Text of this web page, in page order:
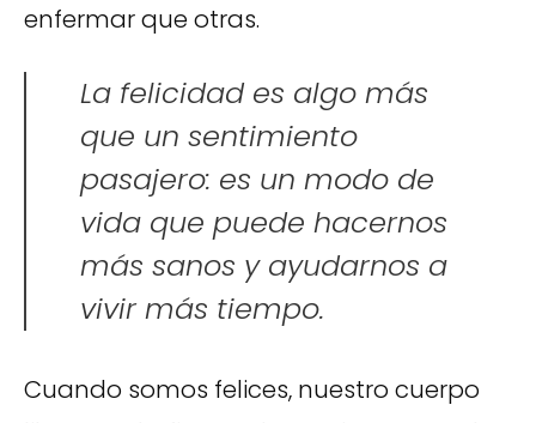
enfermar que otras.
La felicidad es algo más
que un sentimiento
pasajero: es un modo de
vida que puede hacernos
más sanos y ayudarnos a
vivir más tiempo.
Cuando somos felices, nuestro cuerpo